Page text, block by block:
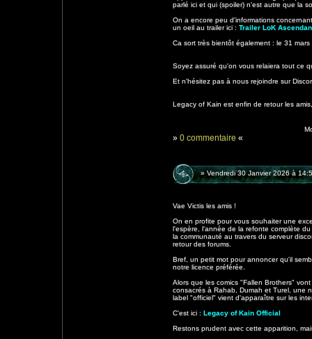
parlé ici et qui (spoiler) n'est autre que la
On a encore peu d'informations
un oeil au trailer ici : Trailer LoK
Ca sort très bientôt également : le 31 mars
Soyez assuré qu'on vous relaiera tout ce
Et n'hésitez pas à nous rejoindre sur
Legacy of Kain est enfin de retour les
» 0 commentaire «
» Vendredi 30 Janvier 2026 à
Vae Victis les amis !
On en profite pour vous souhaiter une
l'espère, l'année de la refonte complète
la communauté au travers du serveur
retour des forums.
Bref, un petit mot pour annoncer qu'il
notre licence préférée.
Alors que les comics "Fallen Brothers"
consacrés à Rahab, Dumah et Turel, une
label "officiel" vient d'apparaître sur les
C'est ici : Legacy of Kain Official
Restons prudent avec cette apparition,